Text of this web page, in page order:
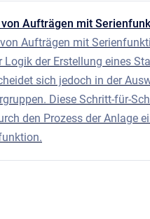
von Aufträgen mit
Aufträgen mit
Logik der Erstellung eines
sich jedoch in der
Diese Schritt-für-
den Prozess der Anlage